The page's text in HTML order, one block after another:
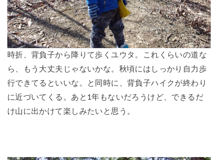
時折、背負子から降りて歩くユウタ。これくらいの道な
ら、もう大丈夫じゃないかな。秋頃にはしっかり自力歩
行できてるといいな。と同時に、背負子ハイクが終わり
に近づいてくる。あと1年もないだろうけど、できるだ
け山に出かけて楽しみたいと思う。